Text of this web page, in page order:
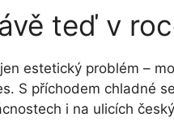
teď v
estetický problém –
S příchodem chladné
i na ulicích